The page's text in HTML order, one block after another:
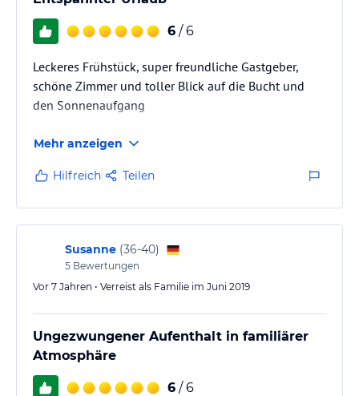
Darüber hinaus stehen Ihnen kostenlose Privatparkplätze zur
Verfügung, so dass Sie bequem die Umgebung erkunden können.
Angaben ohne Gewähr. Bitte lies vor der Buchung die
verbindlichenAngebotsdetails des jeweiligen Veranstalters.
6 / 6
Leckeres Frühstück, super freundliche Gastgeber,
schöne Zimmer und toller Blick auf die Bucht und
den Sonnenaufgang
Mehr anzeigen
Hilfreich Teilen
Susanne (36-40)
5 Bewertungen
Vor 7 Jahren • Verreist als Familie im Juni 2019
Ungezwungener Aufenthalt in familiärer
Atmosphäre
6 / 6